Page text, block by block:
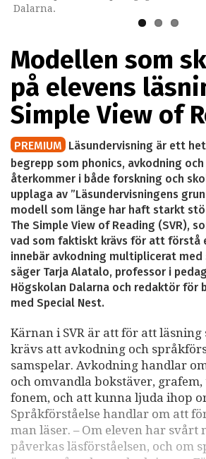
Dalarna.
Modellen som
på elevens
Simple View of
PREMIUM Läsundervisning är ett
begrepp som phonics, avkodning
återkommer i både forskning och
upplaga av ”Läsundervisningens
modell som länge har haft starkt
The Simple View of Reading (SVR),
vad som faktiskt krävs för att förstå
innebär avkodning multiplicerat
säger Tarja Alatalo, professor i
Högskolan Dalarna och redaktör för
med Special Nest.
Kärnan i SVR är att för att läsning
krävs att avkodning och
samspelar. Avkodning handlar
och omvandla bokstäver,
fonem, och att kunna ljuda ihop
Språkförståelse handlar om att
man läser. – Om eleven har svårt
påverkas läsförståelsen, och om